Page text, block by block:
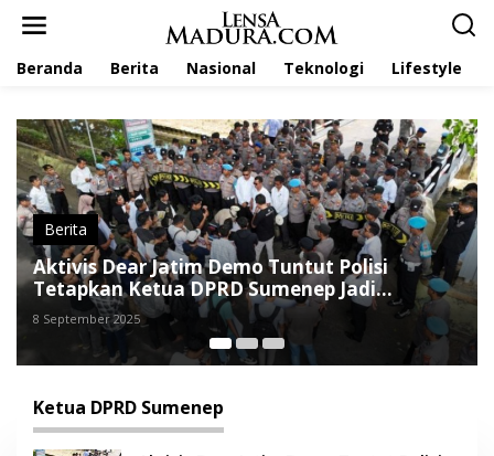
Beranda Berita Nasional Teknologi Lifestyle
Berita
Kasus Dugaan Pemerasan Naik Ke
Penyidikan, Aktivis GSM Desak Kader PDI
Perjuangan Mundur Dari Ketua
Sumenep
6 September 2025
Ketua DPRD Sumenep